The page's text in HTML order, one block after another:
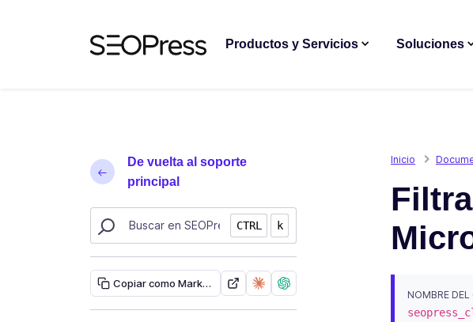
Productos y Servicios Soluciones
De vuelta al soporte
principal
Buscar recursos de SEOPress
CTRL k
Copiar como Markdown
Inicio
NOMBRE